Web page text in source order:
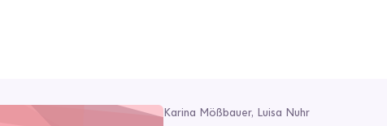
Karina Mößbauer, Luisa Nuhr